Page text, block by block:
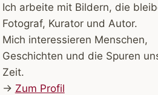
Ich arbeite mit Bildern, die
Fotograf, Kurator und Autor.
Mich interessieren Menschen,
Geschichten und die Spuren
Zeit.
→ Zum Profil